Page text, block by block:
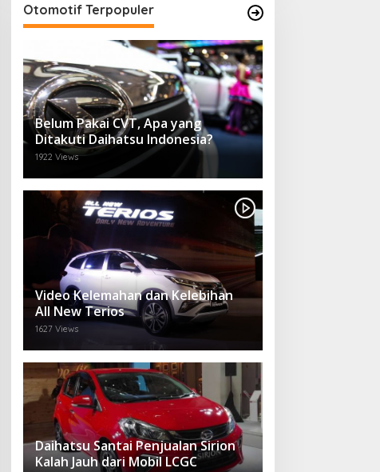
Otomotif Terpopuler
Belum Pakai CVT, Apa yang
Ditakuti Daihatsu Indonesia?
1922 Views
Video Kelemahan dan Kelebihan
All New Terios
1627 Views
Daihatsu Santai Penjualan Sirion
Kalah Jauh dari Mobil LCGC